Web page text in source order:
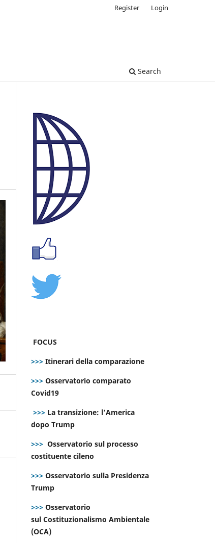
Search
Register Login
FOCUS
>>> Itinerari della comparazione
>>> Osservatorio comparato
Covid19
>>> La transizione: l’America
dopo Trump
>>> Osservatorio sul processo
costituente cileno
>>> Osservatorio sulla Presidenza
Trump
>>> Osservatorio
sul Costituzionalismo Ambientale
(OCA)